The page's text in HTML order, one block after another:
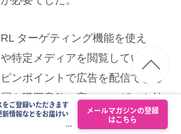
ターゲティング機能を使え
特定メディアを閲覧しているユ
ンポイントで広告を配信できる
や購買意欲の高いユーザーを効
できます。設定もシンプルで、
をご登録いただきます
新情報などをお届けい
メールマガジンの登録
はこちら